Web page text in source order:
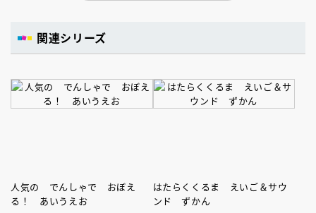
関連シリーズ
人気の でんしゃで おぼえ
る！ あいうえお
はたらくくるま えいご＆サウ
ンド ずかん